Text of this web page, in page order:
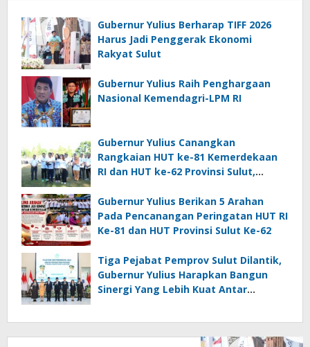
Gubernur Yulius Berharap TIFF 2026
Harus Jadi Penggerak Ekonomi
Rakyat Sulut
Gubernur Yulius Raih Penghargaan
Nasional Kemendagri-LPM RI
Gubernur Yulius Canangkan
Rangkaian HUT ke-81 Kemerdekaan
RI dan HUT ke-62 Provinsi Sulut,
Gubernur Yulius Berikan 5 Arahan
Pada Pencanangan Peringatan HUT RI
Ke-81 dan HUT Provinsi Sulut Ke-62
Tiga Pejabat Pemprov Sulut Dilantik,
Gubernur Yulius Harapkan Bangun
Sinergi Yang Lebih Kuat Antar